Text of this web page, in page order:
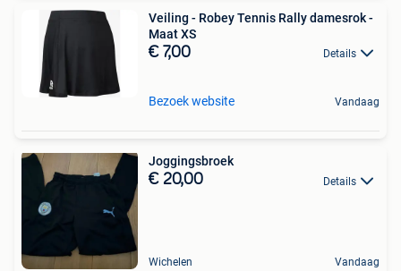
Veiling - Robey Tennis Rally damesrok -
Maat XS
€ 7,00 Details
Bezoek website Vandaag
Joggingsbroek
€ 20,00 Details
Wichelen Vandaag